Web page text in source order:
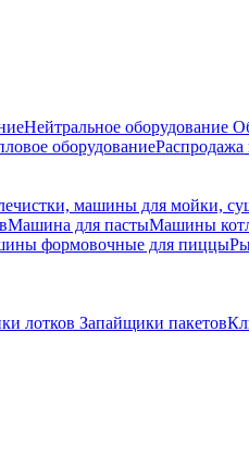
Нейтральное оборудование
оборудованиеРаспродажа
машины для мойки,
Машина для пастыМашины
формовочные для пиццы
лотков Запайщики пакетов